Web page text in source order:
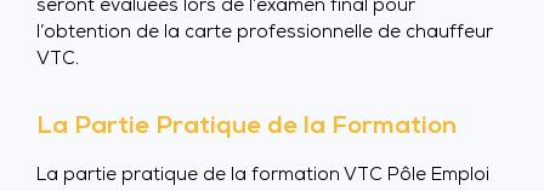
seront évaluées lors de l’examen final pour
l’obtention de la carte professionnelle de chauffeur
VTC.
La Partie Pratique de la Formation
La partie pratique de la formation VTC Pôle Emploi